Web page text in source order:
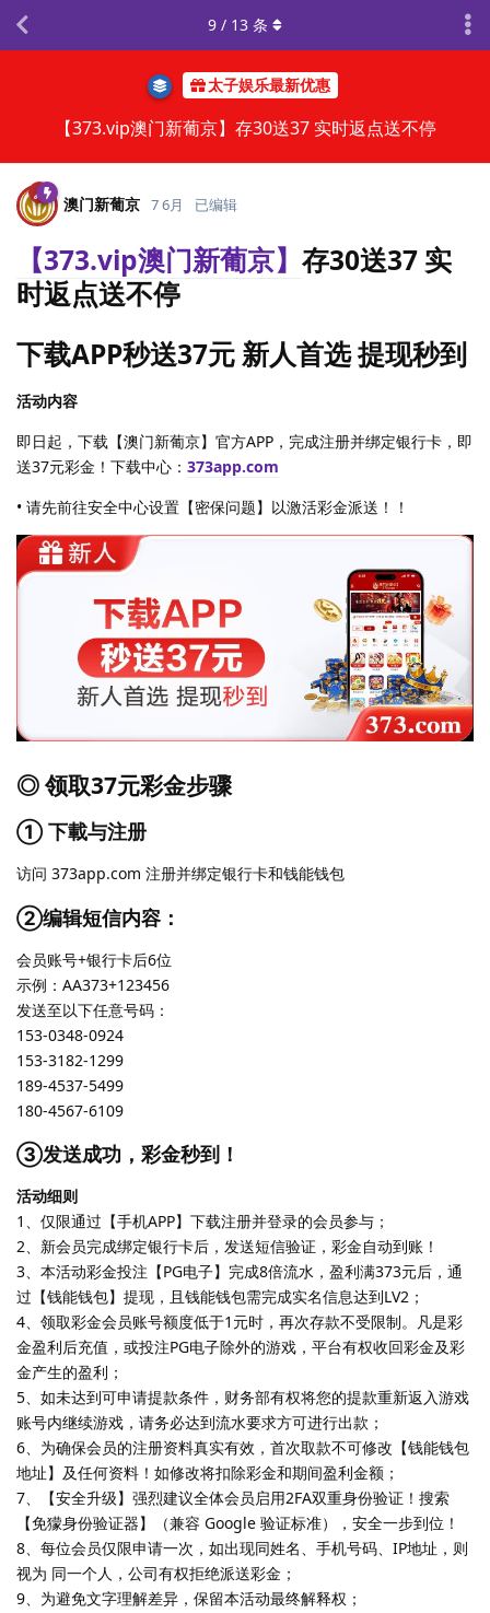
太子娱乐最新优惠
【373.vip澳门新葡京】存30送37 实时返点送不停
9 / 13 条
澳门新葡京 7 6月 已编辑
【373.vip澳门新葡京】 存30送37 实
时返点送不停
下载APP秒送37元 新人首选 提现秒到
活动内容
即日起，下载【澳门新葡京】官方APP，完成注册并绑定银行卡，即
送37元彩金！下载中心： 373app.com
• 请先前往安全中心设置【密保问题】以激活彩金派送！！
◎ 领取37元彩金步骤
① 下載与注册
访问 373app.com 注册并绑定银行卡和钱能钱包
②编辑短信内容：
会员账号+银行卡后6位
示例：AA373+123456
发送至以下任意号码：
153-0348-0924
153-3182-1299
189-4537-5499
180-4567-6109
③发送成功，彩金秒到！
活动细则
1、仅限通过【手机APP】下载注册并登录的会员参与；
2、新会员完成绑定银行卡后，发送短信验证，彩金自动到账！
3、本活动彩金投注【PG电子】完成8倍流水，盈利满373元后，通
过【钱能钱包】提现，且钱能钱包需完成实名信息达到LV2；
4、领取彩金会员账号额度低于1元时，再次存款不受限制。凡是彩
金盈利后充值，或投注PG电子除外的游戏，平台有权收回彩金及彩
金产生的盈利；
5、如未达到可申请提款条件，财务部有权将您的提款重新返入游戏
账号内继续游戏，请务必达到流水要求方可进行出款；
6、为确保会员的注册资料真实有效，首次取款不可修改【钱能钱包
地址】及任何资料！如修改将扣除彩金和期间盈利金额；
7、【安全升级】强烈建议全体会员启用2FA双重身份验证！搜索
【免獴身份验证器】（兼容 Google 验证标准），安全一步到位！
8、每位会员仅限申请一次，如出现同姓名、手机号码、IP地址，则
视为 同一个人，公司有权拒绝派送彩金；
9、为避免文字理解差异，保留本活动最终解释权；